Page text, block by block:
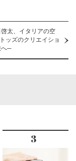
太、イタリアの空
ッズのクリエイショ
へ─